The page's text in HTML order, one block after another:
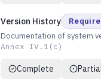
Version History
Documentation of system
Annex IV.1(c)
Complete